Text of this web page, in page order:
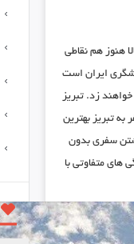
هنوز هم نقاطی
ایران است
زد. تبریز
تبریز بهترین
سفری بدون
های متفاوتی با